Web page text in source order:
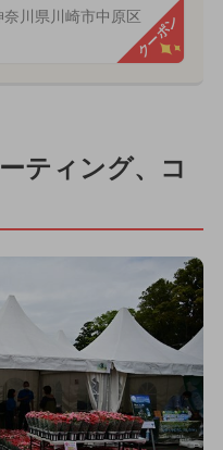
奈川県川崎市中原区クーポン
ティング、コ